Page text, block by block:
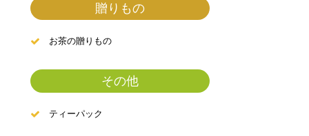
贈りもの
お茶の贈りもの
その他
ティーパック